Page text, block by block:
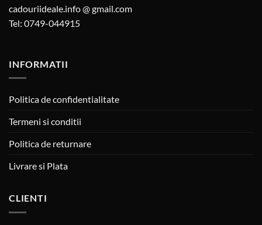
cadouriideale.info @ gmail.com
Tel: 0749-044915
INFORMATII
Politica de confidentialitate
Termeni si conditii
Politica de returnare
Livrare si Plata
CLIENTI